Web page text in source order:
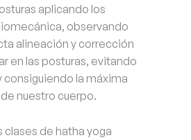
aplicando los
observando
alineación y corrección
en las posturas, evitando
consiguiendo la máxima
nuestro cuerpo.
clases de hatha yoga